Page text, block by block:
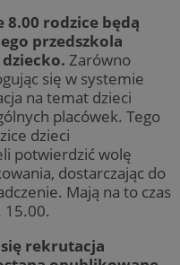
8.00 rodzice będą
przedszkola
Zarówno
się w systemie
na temat dzieci
placówek. Tego
dzieci
potwierdzić wolę
dostarczając do
Mają na to czas
15.00.
rekrutacja